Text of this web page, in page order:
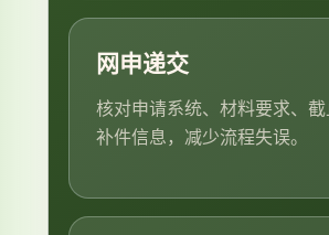
网申递交
核对申请系统、材料要求、
补件信息，减少流程失误。